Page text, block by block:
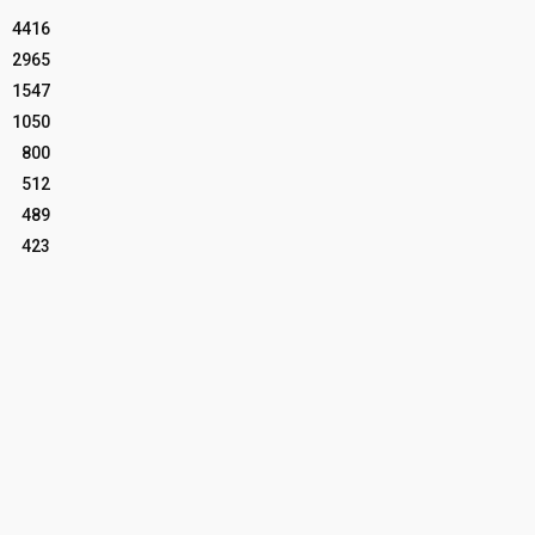
4416
2965
1547
1050
800
512
489
423